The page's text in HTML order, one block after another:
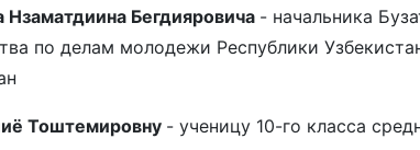
Нзаматдиина Бегдияровича - начальника
по делам молодежи Республики
Тоштемировну - ученицу 10-го класса